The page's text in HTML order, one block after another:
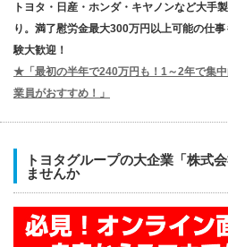
トヨタ・日産・ホンダ・キヤノンなど大手
り。満了慰労金最大300万円以上可能の仕
験大歓迎！
★「最初の半年で240万円も！1～2年で集
業員がおすすめ！」
トヨタグループの大企業「株式
ませんか